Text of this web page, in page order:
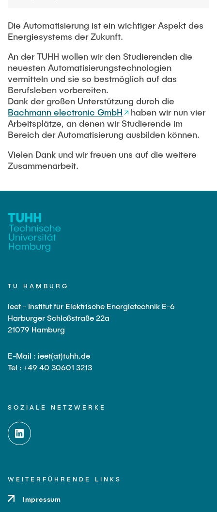
Die Automatisierung ist ein wichtiger Aspekt des
Energiesystems der Zukunft.
An der TUHH wollen wir den Studierenden die
neuesten Automatisierungstechnologien
vermitteln und sie so bestmöglich auf das
Berufsleben vorbereiten.
Dank der großen Unterstützung durch die
Bachmann electronic GmbH
haben wir nun vier
Arbeitsplätze, an denen wir Studierende im
Bereich der Automatisierung ausbilden können.
Vielen Dank und wir freuen uns auf die weitere
Zusammenarbeit.
TU HAMBURG
ieet - Institut für Elektrische Energietechnik E-6
Harburger Schloßstraße 22a
21079 Hamburg
E-Mail : ieet(at)tuhh.de
Tel : +49 40 30601 3213
SOZIALE NETZWERKE
WEITERFÜHRENDE LINKS
Impressum